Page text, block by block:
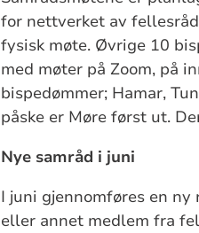
for nettverket av
fysisk møte. Øvrige 10
med møter på Zoom, på
bispedømmer; Hamar,
påske er Møre først ut.
Nye samråd i juni
I juni gjennomføres en
eller annet medlem fra